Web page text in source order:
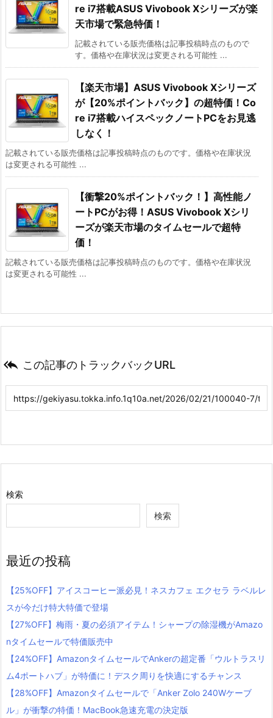
re i7搭載ASUS Vivobook Xシリーズが楽
天市場で緊急特価！
記載されている販売価格は記事投稿時点のもので
す。価格や在庫状況は変更される可能性 ...
【楽天市場】ASUS Vivobook Xシリーズ
が【20%ポイントバック】の超特価！Co
re i7搭載ハイスペックノートPCをお見逃
しなく！
記載されている販売価格は記事投稿時点のものです。価格や在庫状況
は変更される可能性 ...
【衝撃20%ポイントバック！】高性能ノ
ートPCがお得！ASUS Vivobook Xシリ
ーズが楽天市場のタイムセールで超特
価！
記載されている販売価格は記事投稿時点のものです。価格や在庫状況
は変更される可能性 ...
 この記事のトラックバックURL
検索
検索
最近の投稿
【25%OFF】アイスコーヒー派必見！ネスカフェ エクセラ ラベルレ
スが今だけ特大特価で登場
【27%OFF】梅雨・夏の必須アイテム！シャープの除湿機がAmazo
nタイムセールで特価販売中
【24%OFF】AmazonタイムセールでAnkerの超定番「ウルトラスリ
ム4ポートハブ」が特価に！デスク周りを快適にするチャンス
【28%OFF】Amazonタイムセールで「Anker Zolo 240Wケーブ
ル」が衝撃の特価！MacBook急速充電の決定版